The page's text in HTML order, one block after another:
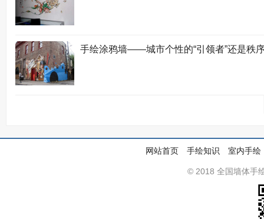
手绘涂鸦墙——城市个性的“引领者”还是秩序
网站首页 手绘知识 室内手绘
© 2018 全国墙体手